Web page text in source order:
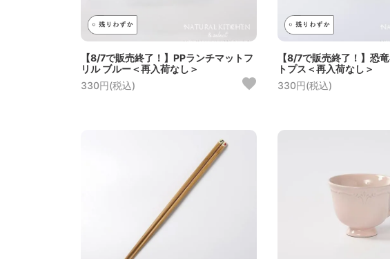
【8/7で販売終了！】PPランチマットフ
リル ブルー＜再入荷なし＞
330円(税込)
【8/7で販売終了！】恐
トプス＜再入荷なし＞
330円(税込)